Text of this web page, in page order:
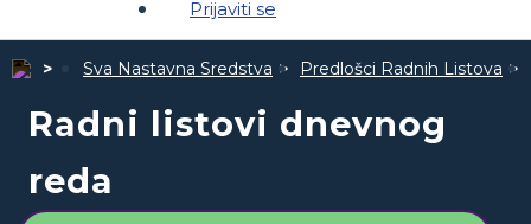
Prijaviti se
Sva Nastavna Sredstva Predlošci Radnih Listova
Radni listovi dnevnog
reda